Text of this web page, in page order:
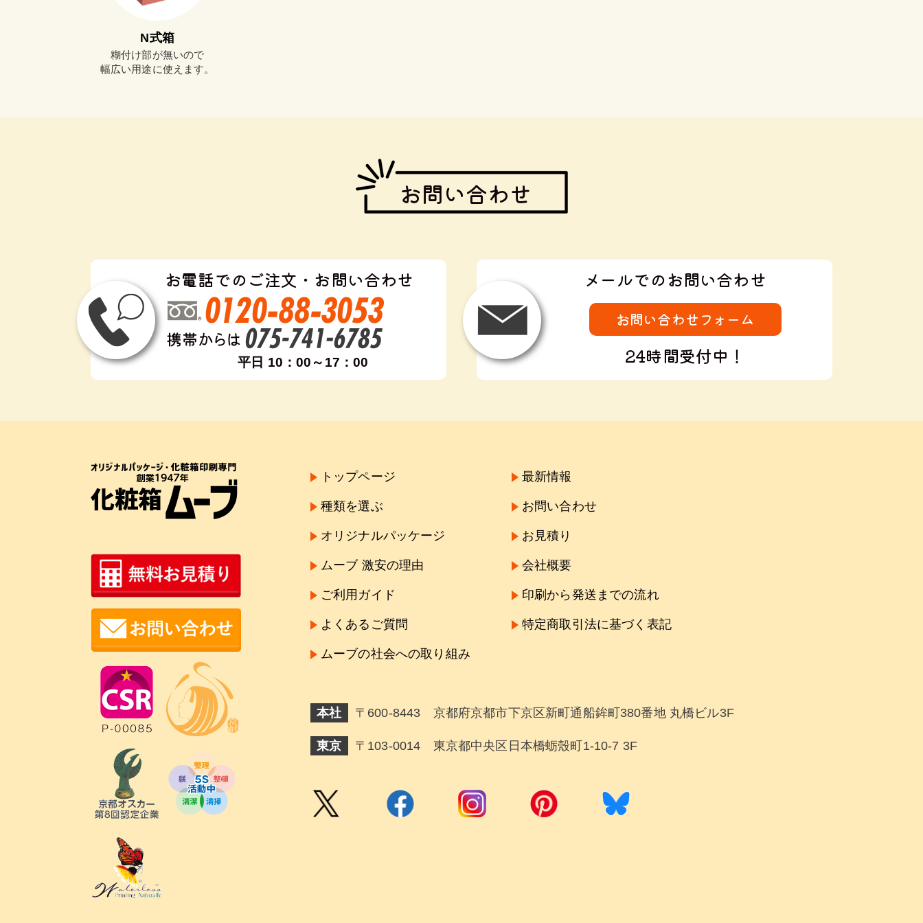
N式箱
糊付け部が無いので
幅広い用途に使えます。
お問い合わせ
お電話でのご注文・お問い合わせ
平日 10：00～17：00
メールでのお問い合わせ
お問い合わせフォーム
24時間受付中！
トップページ
種類を選ぶ
オリジナルパッケージ
ムーブ 激安の理由
ご利用ガイド
よくあるご質問
ムーブの社会への取り組み
最新情報
お問い合わせ
お見積り
会社概要
印刷から発送までの流れ
特定商取引法に基づく表記
本社 〒600-8443 京都府京都市下京区新町通船鉾町380番地 丸橋ビル3F
東京 〒103-0014 東京都中央区日本橋蛎殼町1-10-7 3F